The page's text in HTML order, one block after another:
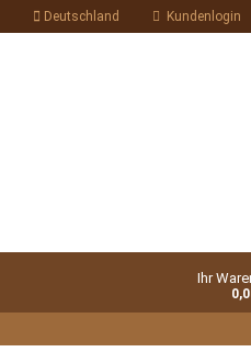
Deutschland Kundenlogin
Ihr